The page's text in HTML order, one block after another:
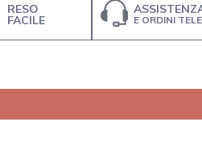
RESO
FACILE E ORDINI